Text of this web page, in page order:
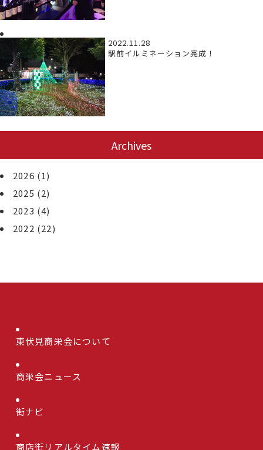
2022.11.28
駅前イルミネーション完成！
Archives
2026 (1)
2025 (2)
2023 (4)
2022 (22)
東伏見商栄会について
商栄会ニュース
街ナビ
商店街リアルタイム速報